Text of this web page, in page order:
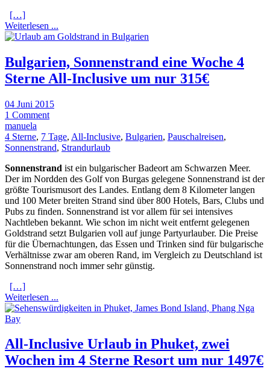
[…]
Weiterlesen ...
Bulgarien, Sonnenstrand eine Woche 4
Sterne All-Inclusive um nur 315€
04 Juni 2015
1 Comment
manuela
4 Sterne, 7 Tage, All-Inclusive, Bulgarien, Pauschalreisen,
Sonnenstrand, Strandurlaub
Sonnenstrand ist ein bulgarischer Badeort am Schwarzen Meer.
Der im Nordden des Golf von Burgas gelegene Sonnenstrand ist der
größte Tourismusort des Landes. Entlang dem 8 Kilometer langen
und 100 Meter breiten Strand sind über 800 Hotels, Bars, Clubs und
Pubs zu finden. Sonnenstrand ist vor allem für sei intensives
Nachtleben bekannt. Wie schon im nicht weit entfernt gelegenen
Goldstrand setzt Bulgarien voll auf junge Partyurlauber. Die Preise
für die Übernachtungen, das Essen und Trinken sind für bulgarische
Verhältnisse zwar am oberen Rand, im Vergleich zu Deutschland ist
Sonnenstrand noch immer sehr günstig.
[…]
Weiterlesen ...
All-Inclusive Urlaub in Phuket, zwei
Wochen im 4 Sterne Resort um nur 1497€